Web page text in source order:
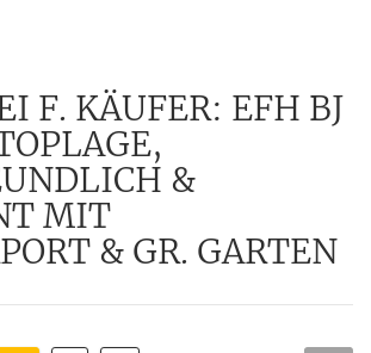
F. KÄUFER: EFH BJ
&
MIT
& GR. GARTEN